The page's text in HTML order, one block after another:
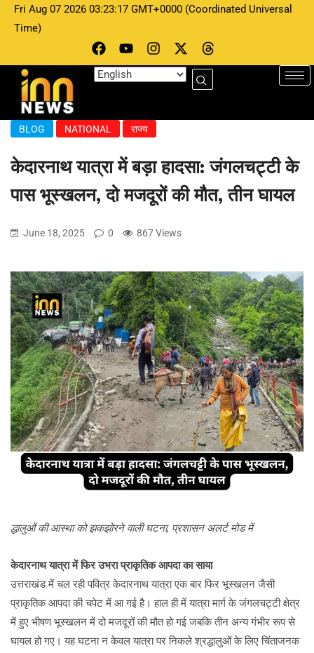
Fri Aug 07 2026 03:23:17 GMT+0000 (Coordinated Universal
Time)
BLOG NATIONAL राज्य
केदारनाथ यात्रा में बड़ा हादसा: जंगलचट्टी के
पास भूस्खलन, दो मजदूरों की मौत, तीन घायल
June 18, 2025 0 867 Views
द्धालुओं की आस्था को झकझोरने वाली घटना, प्रशासन अलर्ट मोड में
केदारनाथ यात्रा में फिर उभरा प्राकृतिक आपदा का साया
उत्तराखंड में चल रही पवित्र केदारनाथ यात्रा एक बार फिर भूस्खलन जैसी
प्राकृतिक आपदा की चपेट में आ गई है। हाल ही में यात्रा मार्ग के जंगलचट्टी क्षेत्र
में हुए भीषण भूस्खलन में दो मजदूरों की मौत हो गई जबकि तीन अन्य गंभीर रूप से
घायल हो गए। यह घटना न केवल यात्रा पर निकले श्रद्धालुओं के लिए चिंताजनक